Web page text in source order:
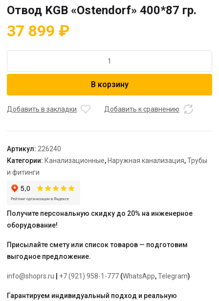
Отвод KGB «Ostendorf» 400*87 гр.
37 899 ₽
Отвод
400*87
В корзину
Добавить в закладки Добавить к сравнению
Артикул: 226240
Категории: Канализационные, Наружная канализация,Трубы
и фитинги
Получите персональную скидку до 20% на инженерное
оборудование!
Присылайте смету или список товаров — подготовим
выгодное предложение.
info@shoprs.ru +7 (921) 958-1-777 (WhatsApp,Telegram)
Гарантируем индивидуальный подход и реальную